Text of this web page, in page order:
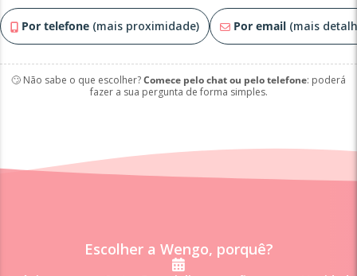
Por telefone (mais proximidade) Por email (mais
🙄 Não sabe o que escolher?Comece pelo chat ou pelo telefone: poderá
fazer a sua pergunta de forma simples.
Escolher a Wengo, porquê?